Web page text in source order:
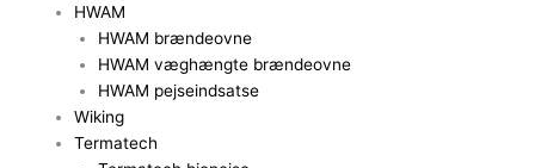
HWAM
HWAM brændeovne
HWAM væghængte brændeovne
HWAM pejseindsatse
Wiking
Termatech